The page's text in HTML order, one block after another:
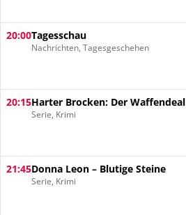
20:00Tagesschau
Nachrichten, Tagesgeschehen
20:15Harter Brocken: Der Waffendeal
Serie, Krimi
21:45Donna Leon – Blutige Steine
Serie, Krimi